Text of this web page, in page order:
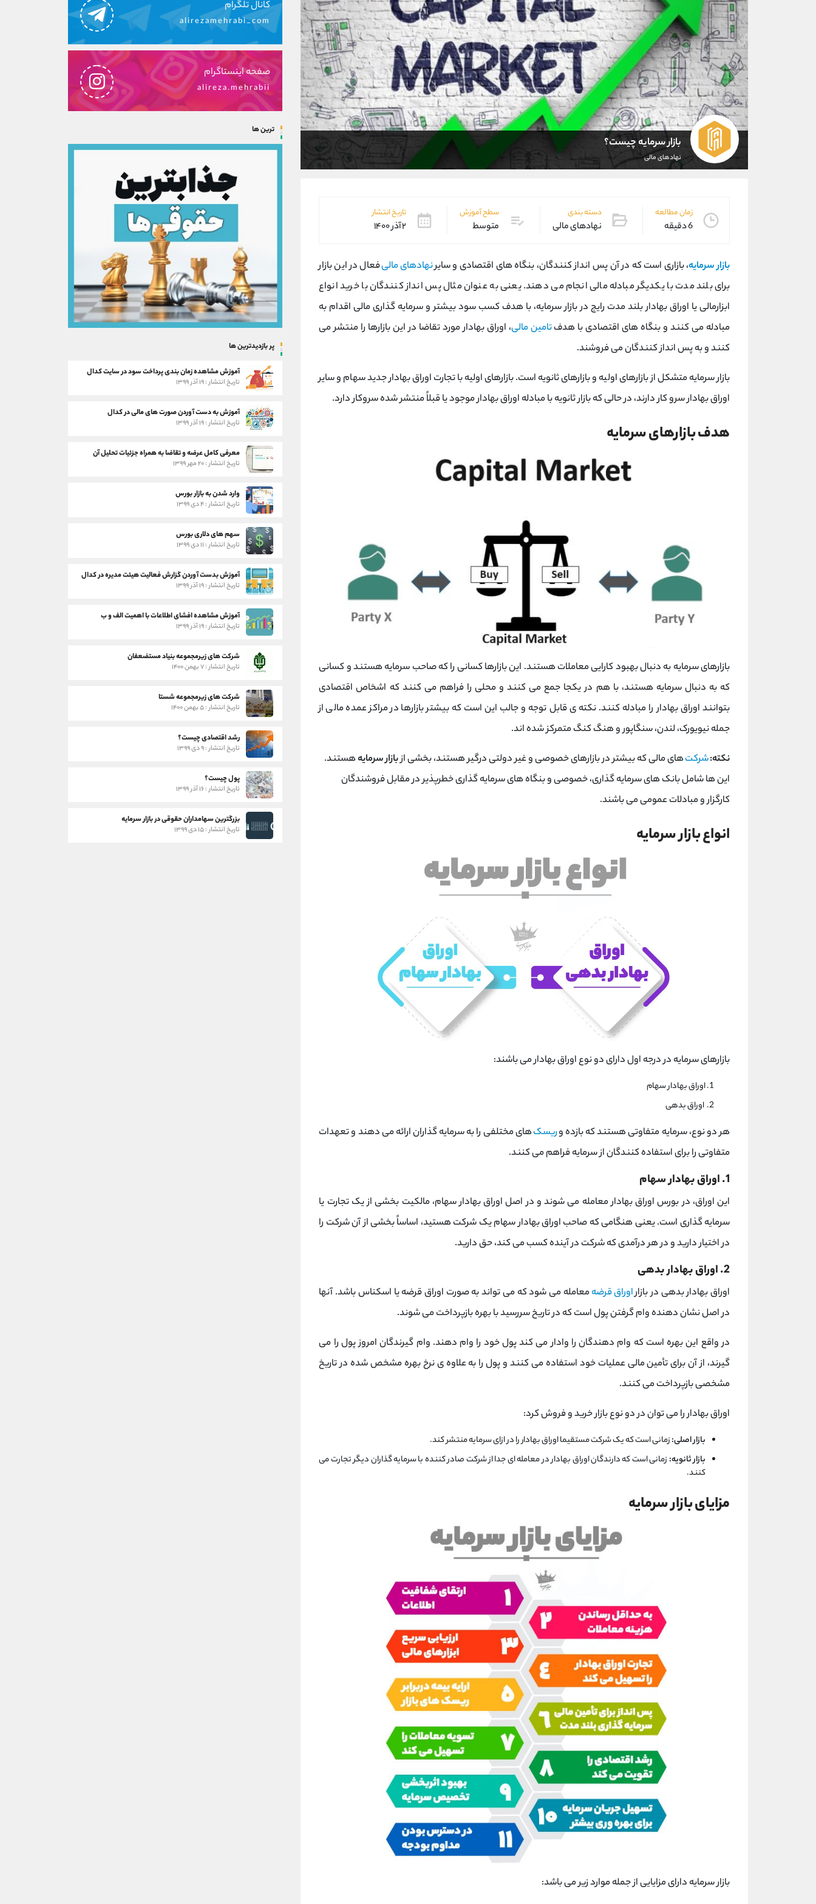
بازار سرمایه چیست؟
نهادهای مالی
زمان مطالعه
6 دقیقه
دسته بندی
نهادهای مالی
سطح آموزش
متوسط
تاریخ انتشار
۲ آذر ۱۴۰۰
بازار سرمایه، بازاری است که در آن پس انداز کنندگان، بنگاه های اقتصادی و سایرنهادهای مالیفعال در این بازار
برای بلند مدت با یکدیگر مبادله مالی انجام می دهند. یعنی به عنوان مثال پس انداز کنندگان با خرید انواع
ابزارمالی یا اوراق بهادار بلند مدت رایج در بازار سرمایه، با هدف کسب سود بیشتر و سرمایه گذاری مالی اقدام به
مبادله می کنند و بنگاه های اقتصادی با هدفتامین مالی، اوراق بهادار مورد تقاضا در این بازارها را منتشر می
کنند و به پس انداز کنندگان می فروشند.
بازار سرمایه متشکل از بازارهای اولیه و بازارهای ثانویه است. بازارهای اولیه با تجارت اوراق بهادار جدید سهام و سایر
اوراق بهادار سرو کار دارند، در حالی که بازار ثانویه با مبادله اوراق بهادار موجود یا قبلاً منتشر شده سروکار دارد.
هدف بازارهای سرمایه
بازارهای سرمایه به دنبال بهبود کارایی معاملات هستند. این بازارها کسانی را که صاحب سرمایه هستند و کسانی
که به دنبال سرمایه هستند، با هم در یکجا جمع می کنند و محلی را فراهم می کنند که اشخاص اقتصادی
بتوانند اوراق بهادار را مبادله کنند. نکته ی قابل توجه و جالب این است که بیشتر بازارها در مراکز عمده مالی از
جمله نیویورک، لندن، سنگاپور و هنگ کنگ متمرکز شده اند.
نکته:شرکتهای مالی که بیشتر در بازارهای خصوصی و غیر دولتی درگیر هستند، بخشی ازبازار سرمایههستند.
این ها شامل بانک های سرمایه گذاری، خصوصی و بنگاه های سرمایه گذاری خطرپذیر در مقابل فروشندگان
کارگزار و مبادلات عمومی می باشند.
انواع بازار سرمایه
بازارهای سرمایه در درجه اول دارای دو نوع اوراق بهادار می باشند:
اوراق بهادار سهام
اوراق بدهی
هر دو نوع، سرمایه متفاوتی هستند که بازده وریسکهای مختلفی را به سرمایه گذاران ارائه می دهند و تعهدات
متفاوتی را برای استفاده کنندگان از سرمایه فراهم می کنند.
1. اوراق بهادار سهام
این اوراق، در بورس اوراق بهادار معامله می شوند و در اصل اوراق بهادار سهام، مالکیت بخشی از یک تجارت یا
سرمایه گذاری است. یعنی هنگامی که صاحب اوراق بهادار سهام یک شرکت هستید، اساساً بخشی از آن شرکت را
در اختیار دارید و در هر درآمدی که شرکت در آینده کسب می کند، حق دارید.
2. اوراق بهادار بدهی
اوراق بهادار بدهی در بازاراوراق قرضهمعامله می شود که می تواند به صورت اوراق قرضه یا اسکناس باشد. آنها
در اصل نشان دهنده وام گرفتن پول است که در تاریخ سررسید با بهره بازپرداخت می شوند.
در واقع این بهره است که وام دهندگان را وادار می کند پول خود را وام دهند. وام گیرندگان امروز پول را می
گیرند، از آن برای تأمین مالی عملیات خود استفاده می کنند و پول را به علاوه ی نرخ بهره مشخص شده در تاریخ
مشخصی بازپرداخت می کنند.
اوراق بهادار را می توان در دو نوع بازار خرید و فروش کرد:
بازار اصلی:زمانی است که یک شرکت مستقیما اوراق بهادار را در ازای سرمایه منتشر کند.
بازار ثانویه: زمانی است که دارندگان اوراق بهادار در معامله ای جدا از شرکت صادر کننده با سرمایه گذاران دیگر تجارت می
کنند.
مزایای بازار سرمایه
بازار سرمایه دارای مزایایی از جمله موارد زیر می باشد:
کانال تلگرام
alirezamehrabi_com
صفحه اینستاگرام
alireza.mehrabii
ترین ها
پر بازدیدترین ها
آموزش مشاهده زمان بندی پرداخت سود در سایت کدال
تاریخ انتشار : ۱۹ آذر ۱۳۹۹
آموزش به دست آوردن صورت های مالی در کدال
تاریخ انتشار : ۱۹ آذر ۱۳۹۹
معرفی کامل عرضه و تقاضا به همراه جزئیات تحلیل آن
تاریخ انتشار : ۲۰ مهر ۱۳۹۹
وارد شدن به بازار بورس
تاریخ انتشار : ۴ دی ۱۳۹۹
سهم های دلاری بورس
تاریخ انتشار : ۱۱ دی ۱۳۹۹
آموزش بدست آوردن گزارش فعالیت هیئت مدیره در کدال
تاریخ انتشار : ۱۹ آذر ۱۳۹۹
آموزش مشاهده افشای اطلاعات با اهمیت الف و ب
تاریخ انتشار : ۱۹ آذر ۱۳۹۹
شرکت های زیرمجموعه بنیاد مستضعفان
تاریخ انتشار : ۷ بهمن ۱۴۰۰
شرکت های زیرمجموعه شستا
تاریخ انتشار : ۵ بهمن ۱۴۰۰
رشد اقتصادی چیست؟
تاریخ انتشار : ۹ دی ۱۳۹۹
پول چیست؟
تاریخ انتشار : ۱۶ آذر ۱۳۹۹
بزرگترین سهامداران حقوقی در بازار سرمایه
تاریخ انتشار : ۱۵ دی ۱۳۹۹